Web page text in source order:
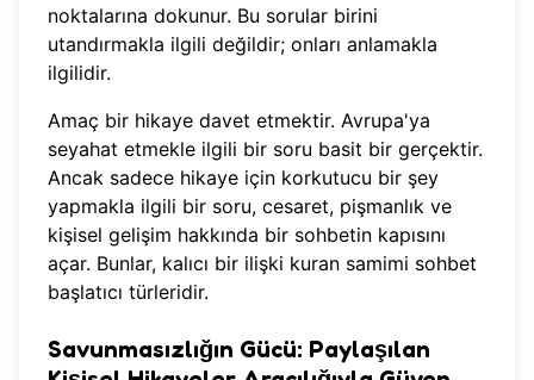
noktalarına dokunur. Bu sorular birini
utandırmakla ilgili değildir; onları anlamakla
ilgilidir.
Amaç bir hikaye davet etmektir. Avrupa'ya
seyahat etmekle ilgili bir soru basit bir gerçektir.
Ancak sadece hikaye için korkutucu bir şey
yapmakla ilgili bir soru, cesaret, pişmanlık ve
kişisel gelişim hakkında bir sohbetin kapısını
açar. Bunlar, kalıcı bir ilişki kuran samimi sohbet
başlatıcı türleridir.
Savunmasızlığın Gücü: Paylaşılan